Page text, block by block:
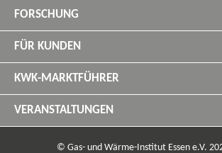
FORSCHUNG
FÜR KUNDEN
KWK-​MARKTFÜHRER
VERANSTALTUNGEN
© Gas- und Wärme-​Institut Essen e.V.